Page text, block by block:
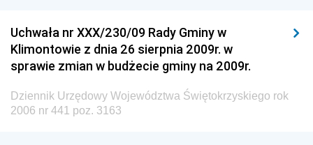
Uchwała nr XXX/230/09 Rady Gminy w
Klimontowie z dnia 26 sierpnia 2009r. w
sprawie zmian w budżecie gminy na 2009r.
Dziennik Urzędowy Województwa Świętokrzyskiego rok
2006 nr 441 poz. 3163